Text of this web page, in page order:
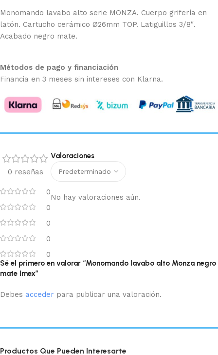
Monomando lavabo alto serie MONZA. Cuerpo grifería en
latón. Cartucho cerámico Ø26mm TOP. Latiguillos 3/8″.
Acabado negro mate.
Métodos de pago y financiación
Financia en 3 meses sin intereses con Klarna.
0 reseñas
0
0
0
0
0
Valoraciones
No hay valoraciones aún.
Sé el primero en valorar “Monomando lavabo alto Monza negro
mate Imex”
Debes acceder para publicar una valoración.
Productos Que Pueden Interesarte